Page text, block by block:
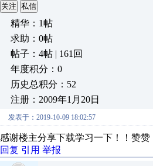
关注 私信
精华：1帖
求助：0帖
帖子：4帖 | 161回
年度积分：0
历史总积分：52
注册：2009年1月20日
发表于：2019-10-09 18:02:57
感谢楼主分享下载学习一下 ！！赞赞
回复 引用 举报